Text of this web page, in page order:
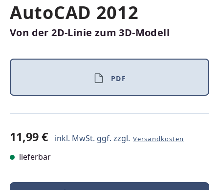
AutoCAD 2012
Von der 2D-Linie zum 3D-Modell
PDF
11,99 € inkl. MwSt. ggf. zzgl. Versandkosten
lieferbar